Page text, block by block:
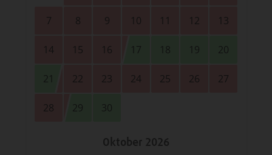
7 8 9 10 11 12 13
14 15 16 17 18 19 20
21 22 23 24 25 26 27
28 29 30
Oktober 2026